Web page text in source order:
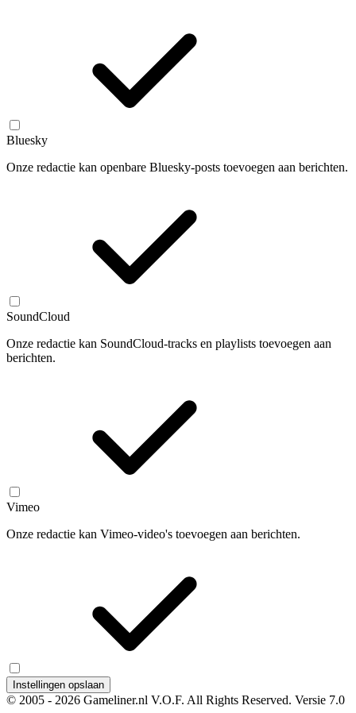
Bluesky
Onze redactie kan openbare Bluesky-posts toevoegen aan berichten.
SoundCloud
Onze redactie kan SoundCloud-tracks en playlists toevoegen aan
berichten.
Vimeo
Onze redactie kan Vimeo-video's toevoegen aan berichten.
Instellingen opslaan
© 2005 - 2026 Gameliner.nl V.O.F. All Rights Reserved. Versie 7.0